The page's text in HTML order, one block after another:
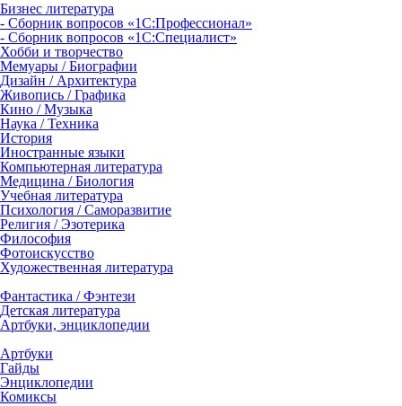
Бизнес литература
- Сборник вопросов «1С:Профессионал»
- Сборник вопросов «1С:Специалист»
Хобби и творчество
Мемуары / Биографии
Дизайн / Архитектура
Живопись / Графика
Кино / Музыка
Наука / Техника
История
Иностранные языки
Компьютерная литература
Медицина / Биология
Учебная литература
Психология / Саморазвитие
Религия / Эзотерика
Философия
Фотоискусство
Художественная литература
Фантастика / Фэнтези
Детская литература
Артбуки, энциклопедии
Артбуки
Гайды
Энциклопедии
Комиксы